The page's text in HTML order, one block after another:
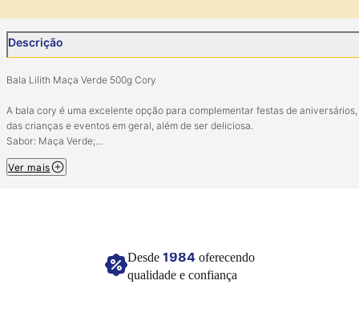
Descrição
Bala Lilith Maça Verde 500g Cory
A bala cory é uma excelente opção para complementar festas de
das crianças e eventos em geral, além de ser deliciosa.
Sabor: Maça Verde;
Quantidade: 01 pacote com aproximadamente 40 unidades.
Imagem meramente ilustrativa
Ver mais
Desde 1984oferecendo
qualidade e confiança